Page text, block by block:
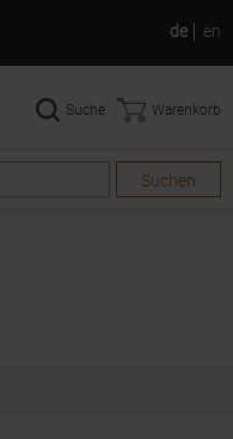
de en
Suchen
Suche Warenkorb